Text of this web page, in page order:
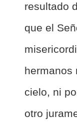
resultado
que el
hermanos
cielo, ni
otro